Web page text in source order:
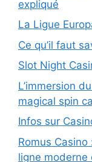
expliqué
La Ligue
Ce qu’il faut
Slot Night
L’immersion
magical spin
Infos sur
Romus
ligne